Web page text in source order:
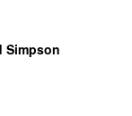
Simpson